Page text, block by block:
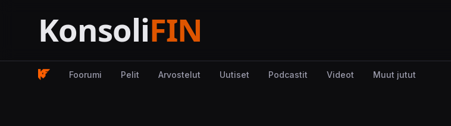
Foorumi Pelit Arvostelut Uutiset Podcastit Videot Muut jutut